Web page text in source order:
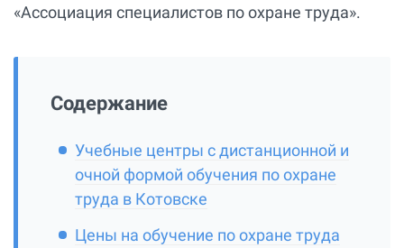
«Ассоциация специалистов по охране труда».
Содержание
Учебные центры с дистанционной и
очной формой обучения по охране
труда в Котовске
Цены на обучение по охране труда